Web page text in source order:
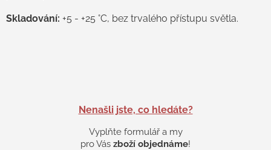
Skladování: +5 - +25 °C, bez trvalého přístupu světla.
Nenašli jste, co hledáte?
Vyplňte formulář a my
pro Vás zboží objednáme!